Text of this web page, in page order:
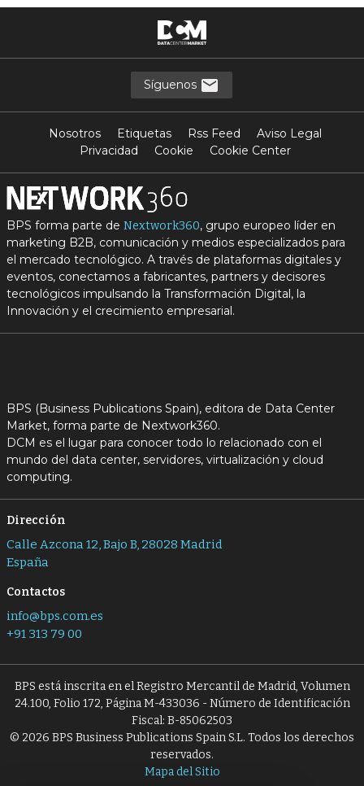
Síguenos
Nosotros Etiquetas Rss Feed
Aviso Legal
Privacidad
Cookie Cookie Center
BPS forma parte de Nextwork360, grupo europeo líder en
marketing B2B, comunicación y medios especializados para
el mercado tecnológico. A través de plataformas digitales y
eventos, conectamos a fabricantes, partners y decisores
tecnológicos impulsando la Transformación Digital, la
Innovación y el crecimiento empresarial.
BPS (Business Publications Spain), editora de Data Center
Market, forma parte de Nextwork360.
DCM es el lugar para conocer todo lo relacionado con el
mundo del data center, servidores, virtualización y cloud
computing.
Dirección
Calle Azcona 12, Bajo B, 28028 Madrid
España
Contactos
info@bps.com.es
+91 313 79 00
BPS está inscrita en el Registro Mercantil de Madrid, Volumen
24.100, Folio 172, Página M-433036 - Número de Identificación
Fiscal: B-85062503
© 2026 BPS Business Publications Spain S.L. Todos los derechos
reservados.
Mapa del Sitio